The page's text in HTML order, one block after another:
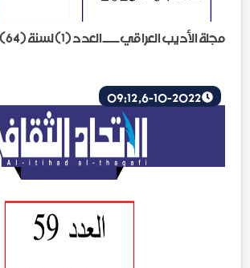
مجلة الأديب العراقي ــــ العدد (1) لسنة (64) ــــ 2025